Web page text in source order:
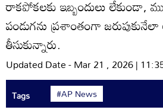
రాకపోకలకు ఇబ్బందులు లేకుండా,
పండుగను ప్రశాంతంగా జరుపుకునేలా
తీసుకున్నారు.
Updated Date - Mar 21 , 2026 |
Tags #AP News